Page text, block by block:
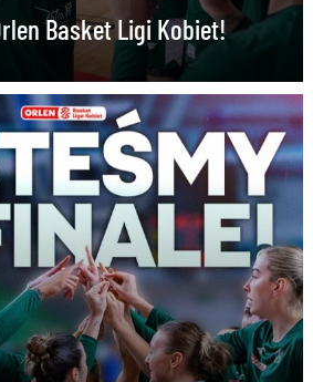
Basket Ligi Kobiet!